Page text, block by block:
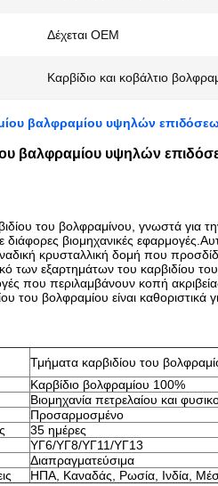
Δέχεται OEM
Καρβίδιο και κοβάλτιο
βαλφραμίου υψηλών
βαλφραμίου υψηλών
του βολφραμίνου, γνωστά για
διάφορες βιομηχανικές
κρυσταλλική δομή που
των εξαρτημάτων του καρβιδίου
που περιλαμβάνουν κοπή
του βολφραμίου είναι
Τμήματα καρβιδίου του
Καρβίδιο βολφραμίου 100%
Βιομηχανία πετρελαίου και
Προσαρμοσμένο
35 ημέρες
ΥΓ6/ΥΓ8/ΥΓ11/ΥΓ13
Διαπραγματεύσιμα
ΗΠΑ, Καναδάς, Ρωσία, Ινδία,